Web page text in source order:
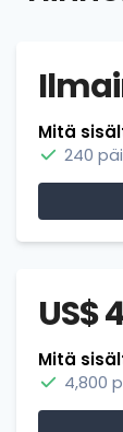
Mitä
240
US$
Mitä
4,800